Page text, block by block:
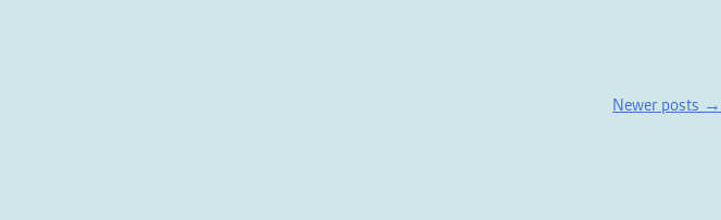
Newer posts →